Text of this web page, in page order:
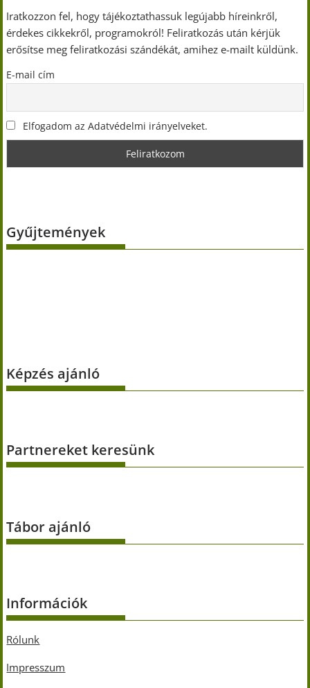
Iratkozzon fel, hogy tájékoztathassuk legújabb híreinkről,
érdekes cikkekről, programokról! Feliratkozás után kérjük
erősítse meg feliratkozási szándékát, amihez e-mailt küldünk.
E-mail cím
Elfogadom az Adatvédelmi irányelveket.
Gyűjtemények
Képzés ajánló
Partnereket keresünk
Tábor ajánló
Információk
Rólunk
Impresszum